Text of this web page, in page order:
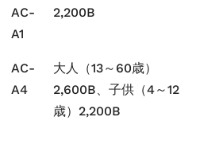
AC-
A1
2,200B
AC-
A4
大人（13～60歳）
2,600B、子供（4～12
歳）2,200B